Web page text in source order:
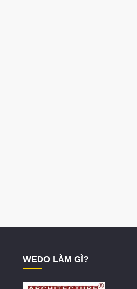
WEDO LÀM GÌ?